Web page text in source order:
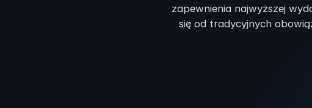
zapewnienia najwyższej
się od tradycyjnych